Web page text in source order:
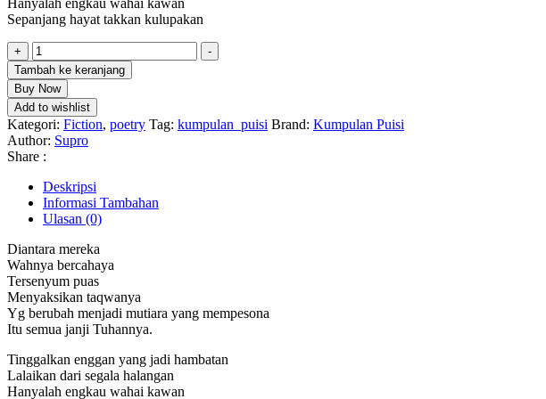
Hanyalah engkau wahai kawan
Sepanjang hayat takkan kulupakan
+
Kuantitas
Kumpulan
Puisi
Cahaya
Kehidupan
-
Tambah ke keranjang
Buy Now
Add to wishlist
Kategori: Fiction, poetry Tag: kumpulan_puisi Brand: Kumpulan Puisi
Author: Supro
Share :
Deskripsi
Informasi Tambahan
Ulasan (0)
Diantara mereka
Wahnya bercahaya
Tersenyum puas
Menyaksikan taqwanya
Yg berubah menjadi mutiara yang mempesona
Itu semua janji Tuhannya.
Tinggalkan enggan yang jadi hambatan
Lalaikan dari segala halangan
Hanyalah engkau wahai kawan